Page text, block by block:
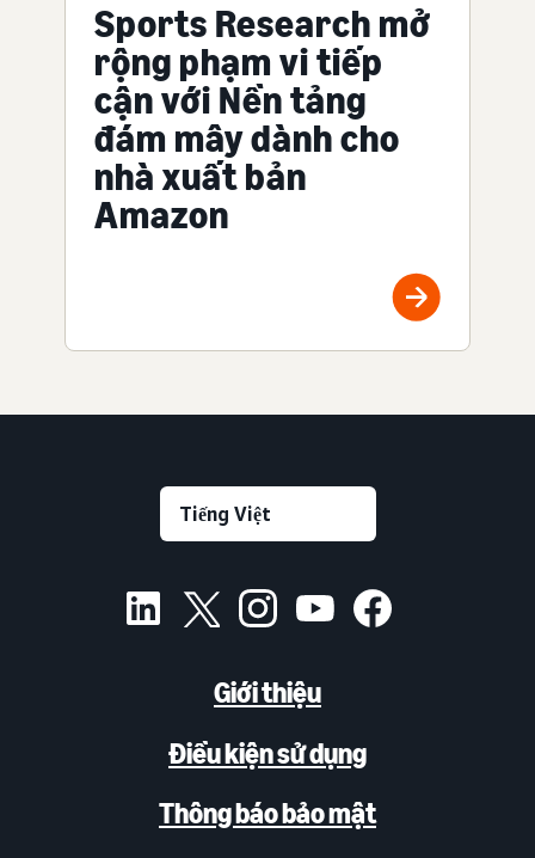
Sports Research mở
rộng phạm vi tiếp
cận với Nền tảng
đám mây dành cho
nhà xuất bản
Amazon
Giới thiệu
Điều kiện sử dụng
Thông báo bảo mật